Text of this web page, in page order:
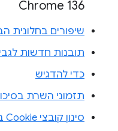
Chrome 136
שיפורים בחלונית
תובנות חדשות
כדי להדגיש
תזמוני השרת
סינון קובצי Cookie בקטע 'פרטיות ואבטחה'